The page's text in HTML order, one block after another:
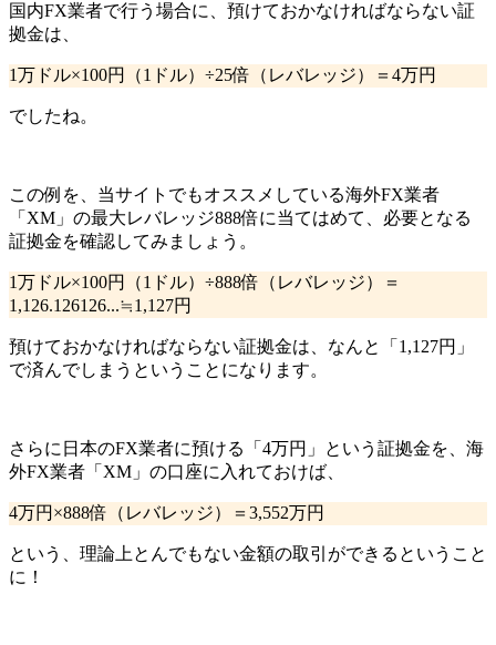
国内FX業者で行う場合に、預けておかなければならない証
拠金は、
1万ドル×100円（1ドル）÷25倍（レバレッジ）＝ 4万円
でしたね。
この例を、当サイトでもオススメしている海外FX業者
「XM」の最大レバレッジ888倍に当てはめて、必要となる
証拠金を確認してみましょう。
1万ドル×100円（1ドル）÷888倍（レバレッジ）＝
1,126.126126...≒1,127円
預けておかなければならない証拠金は、なんと「1,127円」
で済んでしまう ということになります。
さらに日本のFX業者に預ける
「4万円」という証拠金を、海
外FX業者「XM」の口座に入れておけば、
4万円×888倍（レバレッジ）＝ 3,552万円
という、理論上とんでもない金額の取引ができるということ
に！